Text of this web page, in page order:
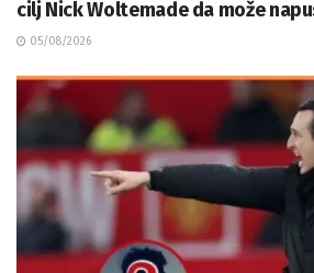
cilj Nick Woltemade da može
05/08/2026